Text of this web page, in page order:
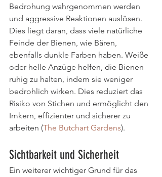
Bedrohung wahrgenommen werden
und aggressive Reaktionen auslösen.
Dies liegt daran, dass viele natürliche
Feinde der Bienen, wie Bären,
ebenfalls dunkle Farben haben. Weiße
oder helle Anzüge helfen, die Bienen
ruhig zu halten, indem sie weniger
bedrohlich wirken. Dies reduziert das
Risiko von Stichen und ermöglicht den
Imkern, effizienter und sicherer zu
arbeiten​ (The Butchart Gardens)​.
Sichtbarkeit und Sicherheit
Ein weiterer wichtiger Grund für das